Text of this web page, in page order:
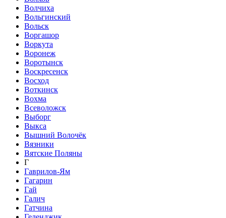
Волчиха
Вольгинский
Вольск
Воргашор
Воркута
Воронеж
Воротынск
Воскресенск
Восход
Воткинск
Вохма
Всеволожск
Выборг
Выкса
Вышний Волочёк
Вязники
Вятские Поляны
Г
Гаврилов-Ям
Гагарин
Гай
Галич
Гатчина